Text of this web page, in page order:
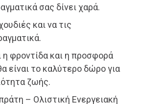
σας δίνει χαρά.
και να τις
η φροντίδα και η προσφορά
είναι το καλύτερο δώρο για
ζωής.
– Ολιστική Ενεργειακή